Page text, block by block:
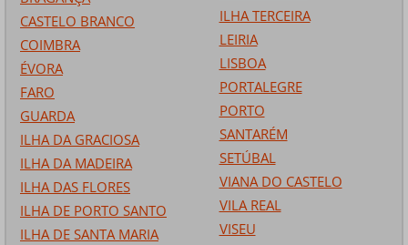
CASTELO BRANCO
COIMBRA
ÉVORA
FARO
GUARDA
ILHA DA GRACIOSA
ILHA DA MADEIRA
ILHA DAS FLORES
ILHA DE PORTO SANTO
ILHA DE SANTA MARIA
ILHA TERCEIRA
LEIRIA
LISBOA
PORTALEGRE
PORTO
SANTARÉM
SETÚBAL
VIANA DO CASTELO
VILA REAL
VISEU